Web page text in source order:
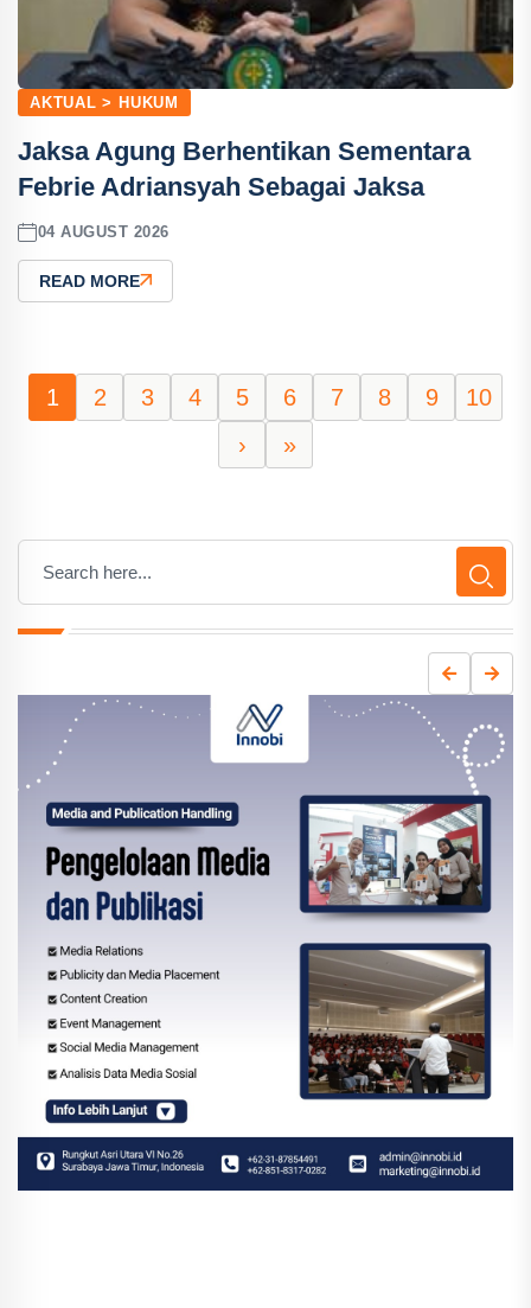
AKTUAL > HUKUM
Jaksa Agung Berhentikan Sementara
Febrie Adriansyah Sebagai Jaksa
04 AUGUST 2026
READ MORE
1 2 3 4 5 6 7 8 9
10
›
»